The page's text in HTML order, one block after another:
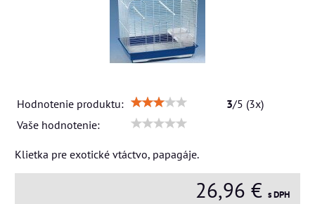
Hodnotenie produktu: 3/5 (3x)
Vaše hodnotenie:
Klietka pre exotické vtáctvo, papagáje.
26,96 € s DPH